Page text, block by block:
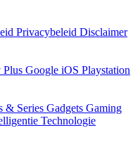
Privacybeleid Disclaimer
Plus Google iOS Playstation
& Series Gadgets Gaming
Technologie